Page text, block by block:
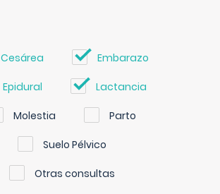
Cesárea Embarazo
Epidural Lactancia
Molestia Parto
Suelo Pélvico
Otras consultas